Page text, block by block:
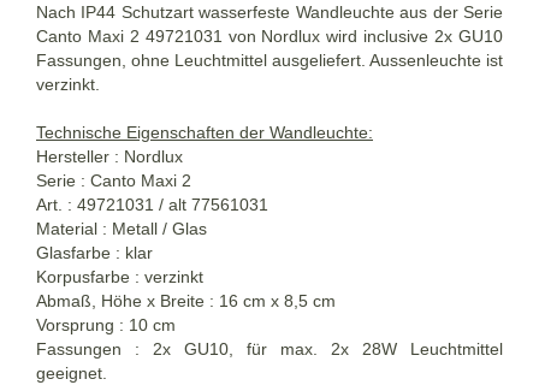
Nach IP44 Schutzart wasserfeste Wandleuchte aus der Serie
Canto Maxi 2 49721031 von Nordlux wird inclusive 2x GU10
Fassungen, ohne Leuchtmittel ausgeliefert. Aussenleuchte ist
verzinkt.
Technische Eigenschaften der Wandleuchte:
Hersteller : Nordlux
Serie : Canto Maxi 2
Art. : 49721031 / alt 77561031
Material : Metall / Glas
Glasfarbe : klar
Korpusfarbe : verzinkt
Abmaß, Höhe x Breite : 16 cm x 8,5 cm
Vorsprung : 10 cm
Fassungen : 2x GU10, für max. 2x 28W Leuchtmittel
geeignet.